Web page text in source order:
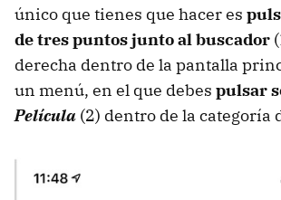
único que tienes que hacer es
de tres puntos junto al buscador
derecha dentro de la pantalla
un menú, en el que debes pulsar
Película (2) dentro de la categoría